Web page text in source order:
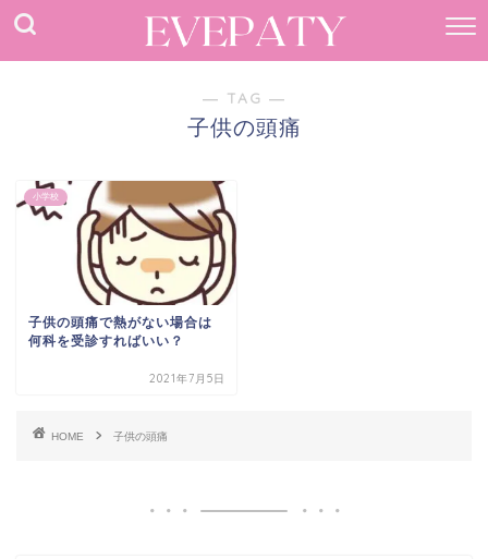
― TAG ―
子供の頭痛
小学校
子供の頭痛で熱がない場合は
何科を受診すればいい？
2021年7月5日
HOME 子供の頭痛